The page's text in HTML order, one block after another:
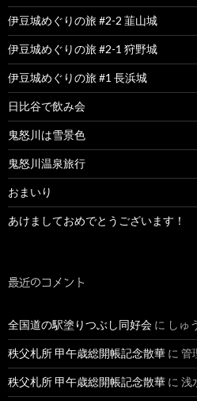
伊豆城めぐりの旅 #2-2 韮山城
伊豆城めぐりの旅 #2-1 狩野城
伊豆城めぐりの旅 #1 長浜城
日比谷で飲み会
鬼怒川は雪景色
鬼怒川温泉旅行
おまいり
あけましておめでとうございます！
最近のコメント
全国道の駅塗りつぶし同好会 に しゅ
秩父札所 甲午歳総開帳記念散華 に 管
秩父札所 甲午歳総開帳記念散華 に 浅